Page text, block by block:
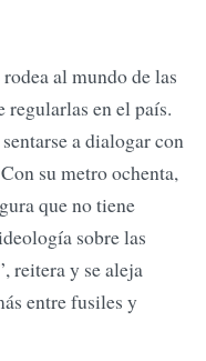
al mundo de las
regularlas en el país.
a dialogar con
su metro ochenta,
que no tiene
sobre las
reitera y se aleja
entre fusiles y